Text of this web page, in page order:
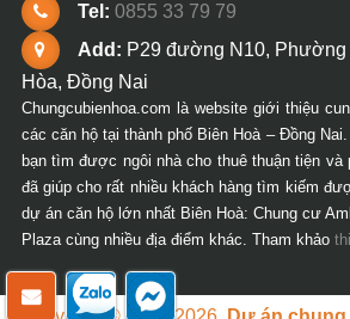
Tel: 0855 33 79 79
Add: P29 đường N10, Phường
Hòa, Đồng Nai
Chungcubienhoa.com là website giới thiệu
các căn hộ tại thành phố Biên Hoà – Đồng
bạn tìm được ngôi nhà cho thuê thuận tiện và
đã giúp cho rất nhiều khách hàng tìm kiếm
dự án căn hộ lớn nhất Biên Hoà: Chung cư
Plaza cùng nhiều địa điểm khác. Tham khảo